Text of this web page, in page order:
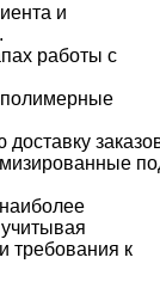
и
работы с
требования к